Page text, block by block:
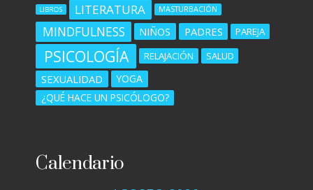
LIBROS LITERATURA MASTURBACIÓN
MINDFULNESS NIÑOS PADRES PAREJA
PSICOLOGÍA RELAJACIÓN SALUD
SEXUALIDAD
YOGA
¿QUÉ HACE UN PSICÓLOGO?
Calendario